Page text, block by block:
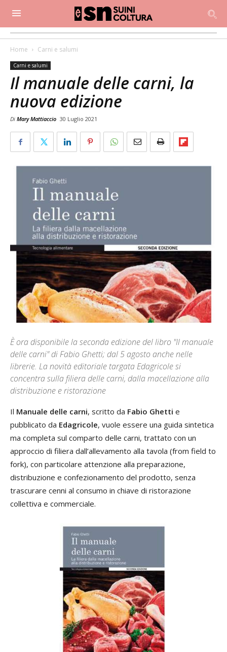
Home Carni e salumi
Carni e salumi
Il manuale delle carni, la
nuova edizione
Di Mary Mattiaccio 30 Luglio 2021
È ora disponibile la seconda edizione del libro "Il manuale
delle carni" di Fabio Ghetti; dal 5 agosto anche nelle
librerie. La novità editoriale targata Edagricole si
concentra sulla filiera delle carni, dalla macellazione alla
distribuzione e ristorazione
Il Manuale delle carni, scritto da Fabio Ghetti e
pubblicato da Edagricole, vuole essere una guida sintetica
ma completa sul comparto delle carni, trattato con un
approccio di filiera dall’allevamento alla tavola (from field to
fork), con particolare attenzione alla preparazione,
distribuzione e confezionamento del prodotto, senza
trascurare cenni al consumo in chiave di ristorazione
collettiva e commerciale.